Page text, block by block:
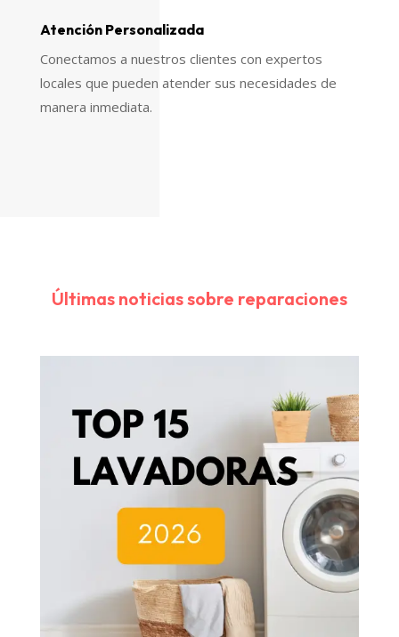
Atención Personalizada
Conectamos a nuestros clientes con expertos
locales que pueden atender sus necesidades de
manera inmediata.
Últimas noticias sobre reparaciones